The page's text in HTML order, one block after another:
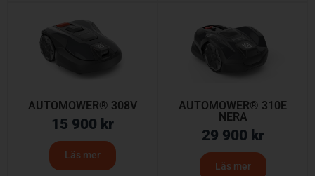
AUTOMOWER® 308V
15 900 kr
Läs mer
AUTOMOWER® 310E
NERA
29 900 kr
Läs mer